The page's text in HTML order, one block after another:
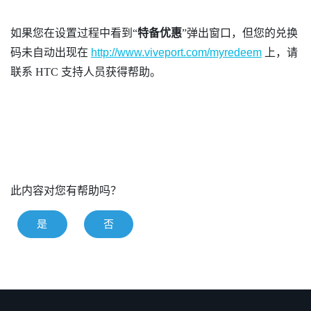
如果您在设置过程中看到​“‍特备优惠”弹出窗口，但您的兑换
码未自动出现在 http://www.viveport.com/myredeem 上，请
联系 HTC 支持人员获得帮助。
此内容对您有帮助吗？
是 否